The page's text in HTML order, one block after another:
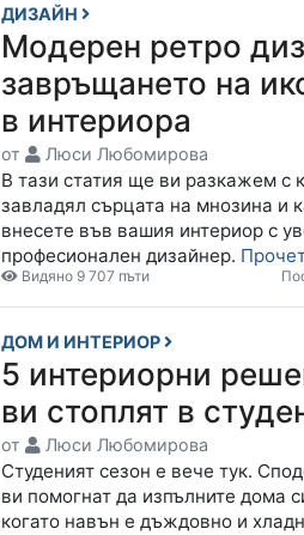
ДИЗАЙН
Модерен ретро
завръщането на
в интериора
от Люси Любомирова
В тази статия ще ви разкажем с
завладял сърцата на мнозина и
внесете във вашия интериор с
професионален дизайнер.
Видяно 9 707 пъти
ДОМ И ИНТЕРИОР
5 интериорни
ви стоплят в
от Люси Любомирова
Студеният сезон е вече тук.
ви помогнат да изпълните дома
когато навън е дъждовно и